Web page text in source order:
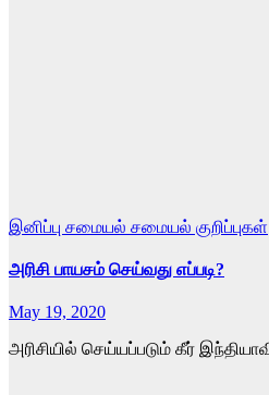
இனிப்பு சமையல் சமையல் குறிப்புகள்
அரிசி பாயசம் செய்வது எப்படி?
May 19, 2020
அரிசியில் செய்யப்படும் கீர்